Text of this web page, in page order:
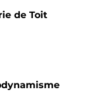
de Toit